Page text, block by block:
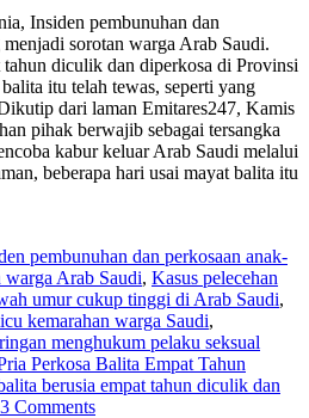
Insiden pembunuhan dan
sorotan warga Arab Saudi.
tahun diculik dan diperkosa di Provinsi
itu telah tewas, seperti yang
dari laman Emitares247, Kamis
pihak berwajib sebagai tersangka
kabur keluar Arab Saudi melalui
beberapa hari usai mayat balita itu
pembunuhan dan perkosaan anak-
warga Arab Saudi, Kasus pelecehan
umur cukup tinggi di Arab Saudi,
kemarahan warga Saudi,
menghukum pelaku seksual
Perkosa Balita Empat Tahun
berusia empat tahun diculik dan
Comments